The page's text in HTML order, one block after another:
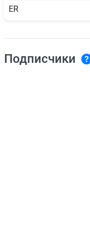
ER
Подписчики